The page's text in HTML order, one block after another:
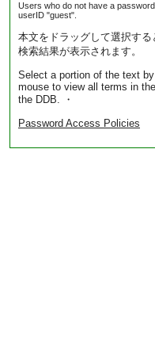
Users who do not have a
userID "guest".
本文をドラッグして選択す
検索結果が表示されます。
Select a portion of the text
mouse to view all terms in
the DDB. ・
Password Access Policies